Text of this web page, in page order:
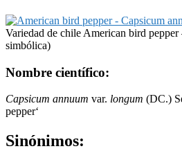
Variedad de chile American bird pepper
simbólica)
Nombre científico:
Capsicum annuum var. longum (DC.)
pepper‘
Sinónimos: